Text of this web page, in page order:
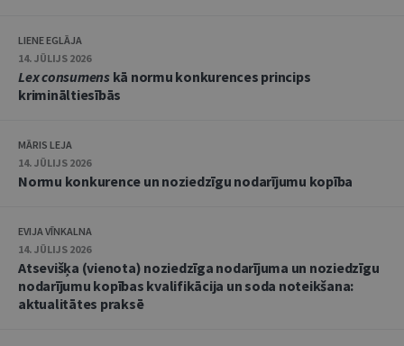
LIENE EGLĀJA
14. JŪLIJS 2026
Lex consumenskā normu konkurences princips
krimināltiesībās
MĀRIS LEJA
14. JŪLIJS 2026
Normu konkurence un noziedzīgu nodarījumu kopība
EVIJA VĪNKALNA
14. JŪLIJS 2026
Atsevišķa (vienota) noziedzīga nodarījuma un noziedzīgu
nodarījumu kopības kvalifikācija un soda noteikšana:
aktualitātes praksē